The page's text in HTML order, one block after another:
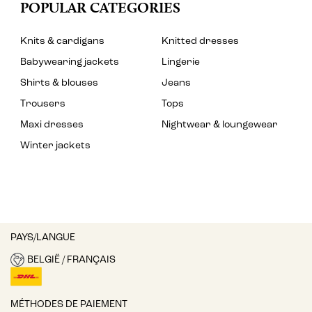
POPULAR CATEGORIES
Knits & cardigans
Knitted dresses
Babywearing jackets
Lingerie
Shirts & blouses
Jeans
Trousers
Tops
Maxi dresses
Nightwear & loungewear
Winter jackets
PAYS/LANGUE
BELGIË / FRANÇAIS
MÉTHODES DE PAIEMENT